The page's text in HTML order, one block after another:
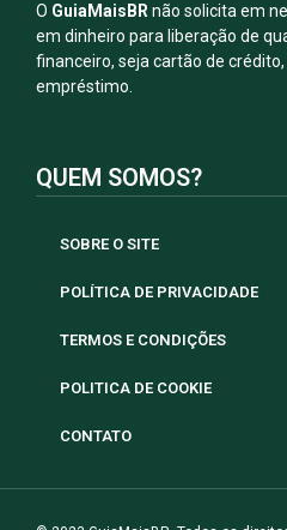
O GuiaMaisBRnão solicita em
em dinheiro para liberação de
financeiro, seja cartão de
empréstimo.
QUEM SOMOS?
SOBRE O SITE
POLÍTICA DE PRIVACIDADE
TERMOS E CONDIÇÕES
POLITICA DE COOKIE
CONTATO